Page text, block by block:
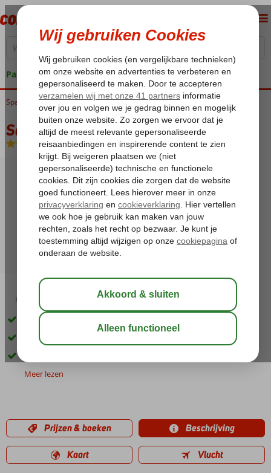
Pakketgarantie
Home Canarische Eilanden Lanzarote Puerto del Carmen San Marcial Appartementen
San Marcial Appartementen
Logies-Appartement
04:30 aug 28°C
Vlakbij het strand en Puerto del Carmen
Zwembad met zonneterras
Meer lezen
Prijzen & boeken Beschrijving
Kaart Vlucht